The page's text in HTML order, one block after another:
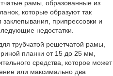
рамы, образованные из
которые образуют так
припрессовки и
недостатки.
трубчатой решетчатой рамы,
планки от 15 до 25 мм,
средства, которое может
или максимально два